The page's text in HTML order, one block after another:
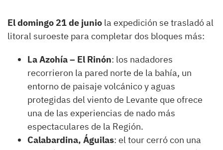
El domingo 21 de junio la expedición se trasladó al
litoral suroeste para completar dos bloques más:
La Azohía – El Rinón: los nadadores
recorrieron la pared norte de la bahía, un
entorno de paisaje volcánico y aguas
protegidas del viento de Levante que ofrece
una de las experiencias de nado más
espectaculares de la Región.
Calabardina, Águilas: el tour cerró con una